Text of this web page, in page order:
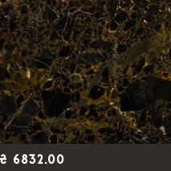
₴ 6832.00